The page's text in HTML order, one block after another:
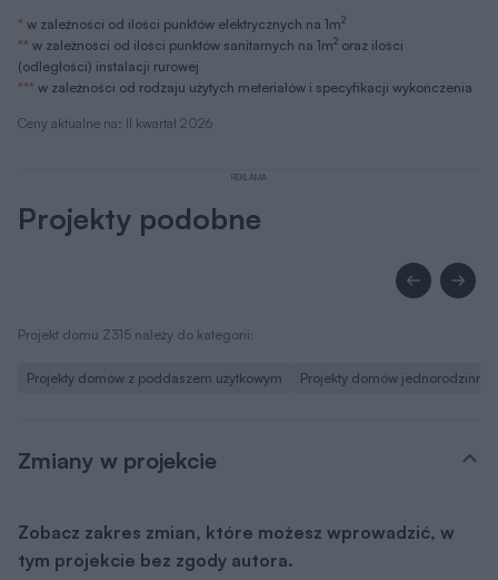
Ceny aktualne na: II kwartał 2026
* w zależności od ilości punktów elektrycznych na 1m2
** w zależności od ilości punktów sanitarnych na 1m2 oraz ilości
(odległości) instalacji rurowej
*** w zależności od rodzaju użytych meteriałów i specyfikacji wykończenia
REKLAMA
Projekty podobne
Projekt domu Z315 należy do kategorii:
Projekty domów z poddaszem użytkowym Projekty domów
Zmiany w projekcie
Zobacz zakres zmian, które możesz wprowadzić, w
tym projekcie bez zgody autora.